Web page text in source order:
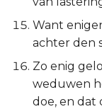
Ezechiël
Hoséa
Want
achter den
Zo enig
weduwen
doe, en dat